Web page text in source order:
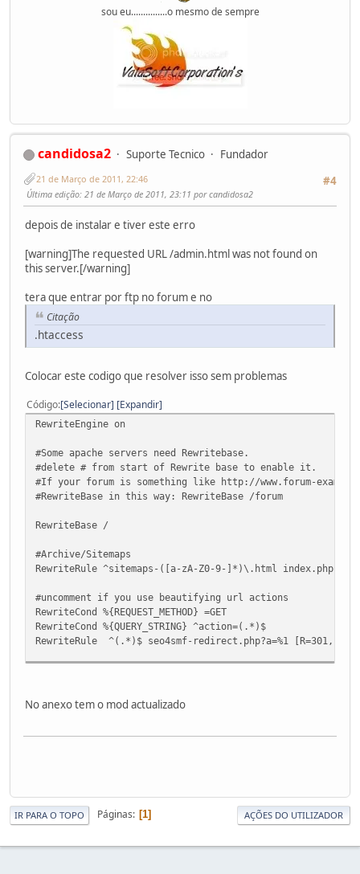
sou eu...............o mesmo de sempre
candidosa2 Suporte Tecnico
Fundador
#4
21 de Março de 2011, 22:46
Última edição: 21 de Março de 2011, 23:11 por candidosa2
depois de instalar e tiver este erro
[warning]The requested URL /admin.html was not found on
this server.[/warning]
tera que entrar por ftp no forum e no
Citação
.htaccess
Colocar este codigo que resolver isso sem problemas
Código Selecionar Expandir
RewriteEngine on
#Some apache servers need Rewritebase.
#delete # from start of Rewrite base to enable it.
#If your forum is something like http://www.forum-
#RewriteBase in this way: RewriteBase /forum
RewriteBase /
#Archive/Sitemaps
RewriteRule ^sitemaps-([a-zA-Z0-9-]*)\.html
#uncomment if you use beautifying url actions
RewriteCond %{REQUEST_METHOD} =GET
RewriteCond %{QUERY_STRING} ^action=(.*)$
RewriteRule ^(.*)$ seo4smf-redirect.php?a=%1 [R=301,L]
RewriteCond %{QUERY_STRING} ^action=profile;u=([0-
RewriteRule ^(.*)$ seo4smf-redirect.php?u=%1;param=%2
RewriteCond %{QUERY_STRING} ^action=profile;u=([0-9]*)
No anexo tem o mod actualizado
IR PARA O TOPO Páginas 1 AÇÕES DO UTILIZADOR